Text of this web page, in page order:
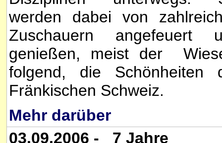
werden dabei von
Zuschauern angefeuert
genießen, meist der
folgend, die Schönheiten
Fränkischen Schweiz.
Mehr darüber
03.09.2006 - 7 Jahre